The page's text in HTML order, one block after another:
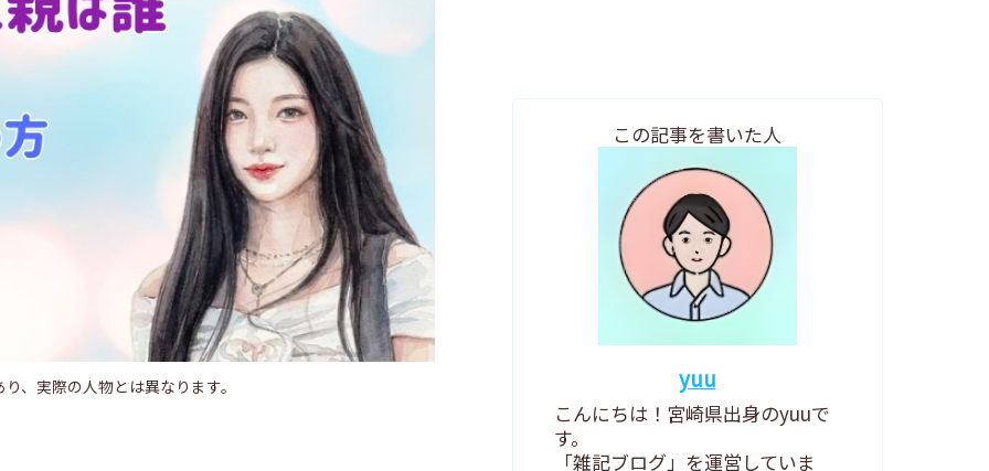
、実際の人物とは異なります。
この記事を書いた人
yuu
こんにちは！宮崎県出身のyuuで
す。
「雑記ブログ」を運営していま